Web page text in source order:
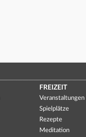
FREIZEIT
Veranstaltungen
Spielplätze
Rezepte
Meditation